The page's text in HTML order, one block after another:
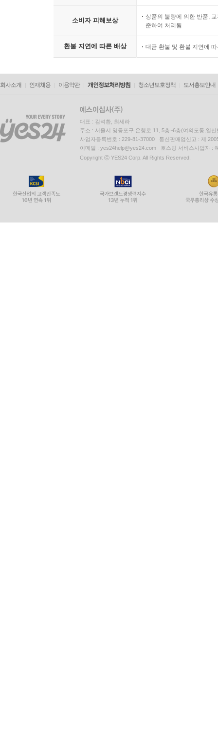
소비자 피해보상
상품의 불량에 의한 반품,
준하여 처리됨
환불 지연에 따른 배상 대금 환불 및 환불 지연에
회사소개 인재채용 이용약관 개인정보처리방침 청소년보호정책 도서홍보안내
대표 : 김석환, 최세라
주소 : 서울시 영등포구 은행로 11, 5층~6층(여의도동,일신
사업자등록번호 : 229-81-37000 통신판매업신고 : 제
이메일 : yes24help@yes24.com 호스팅 서비스사업자 :
Copyright ⓒ YES24 Corp. All Rights Reserved.